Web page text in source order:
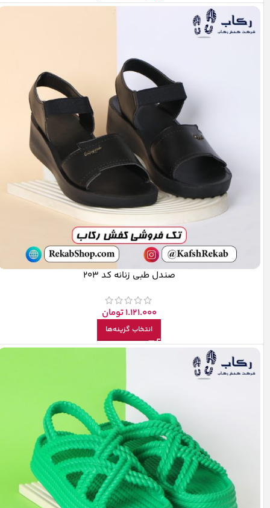
صندل طبی زنانه کد 203
1.121.000تومان
انتخاب گزینه‌ها